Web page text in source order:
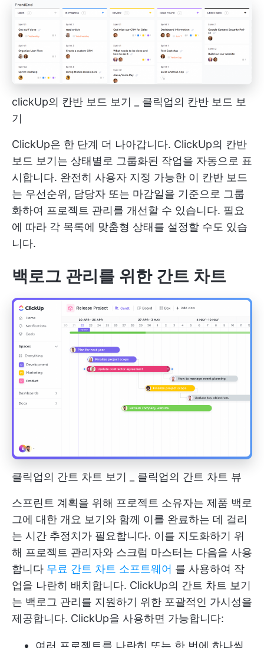
clickUp의 칸반 보드 보기 _ 클릭업의 칸반 보드 보
기
ClickUp은 한 단계 더 나아갑니다. ClickUp의 칸반
보드 보기는 상태별로 그룹화된 작업을 자동으로 표
시합니다. 완전히 사용자 지정 가능한 이 칸반 보드
는 우선순위, 담당자 또는 마감일을 기준으로 그룹
화하여 프로젝트 관리를 개선할 수 있습니다. 필요
에 따라 각 목록에 맞춤형 상태를 설정할 수도 있습
니다.
백로그 관리를 위한 간트 차트
클릭업의 간트 차트 보기 _ 클릭업의 간트 차트 뷰
스프린트 계획을 위해 프로젝트 소유자는 제품 백로
그에 대한 개요 보기와 함께 이를 완료하는 데 걸리
는 시간 추정치가 필요합니다. 이를 지도화하기 위
해 프로젝트 관리자와 스크럼 마스터는 다음을 사용
합니다 무료 간트 차트 소프트웨어 를 사용하여 작
업을 나란히 배치합니다. ClickUp의 간트 차트 보기
는 백로그 관리를 지원하기 위한 포괄적인 가시성을
제공합니다. ClickUp을 사용하면 가능합니다:
여러 프로젝트를 나란히 또는 한 번에 하나씩